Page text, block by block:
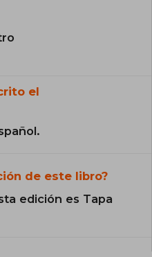
el
de este libro?
edición es Tapa